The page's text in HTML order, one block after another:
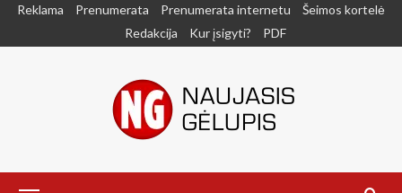
SkipReklama Prenumerata Prenumerata internetu
Šeimos kortelė
Redakcija
Kur įsigyti? PDF